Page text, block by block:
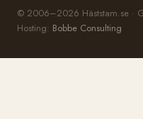
© 2006–2026 Häststam.se ·
Hosting: Bobbe Consulting